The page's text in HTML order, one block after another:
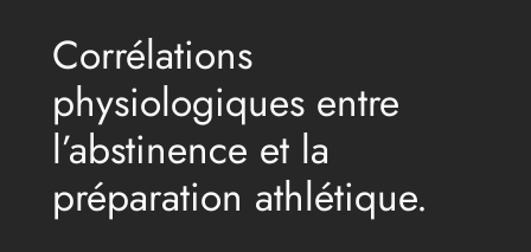
Corrélations
physiologiques entre
l’abstinence et la
préparation athlétique.